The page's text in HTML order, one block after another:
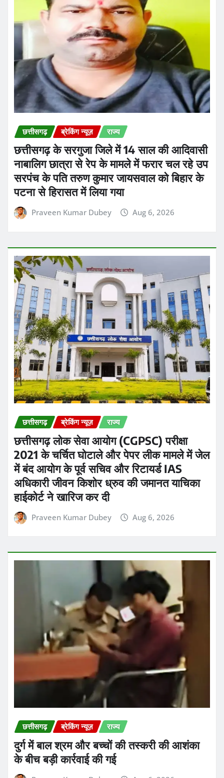
छत्तीसगढ़ ब्रेकिंग न्यूज़ राज्य
छत्तीसगढ़ के सरगुजा जिले में 14 साल की आदिवासी
नाबालिग छात्रा से रेप के मामले में फरार चल रहे उप
सरपंच के पति तरुण कुमार जायसवाल को बिहार के
पटना से हिरासत में लिया गया
Praveen Kumar Dubey Aug 6, 2026
छत्तीसगढ़ ब्रेकिंग न्यूज़ राज्य
छत्तीसगढ़ लोक सेवा आयोग (CGPSC) परीक्षा
2021 के चर्चित घोटाले और पेपर लीक मामले में जेल
में बंद आयोग के पूर्व सचिव और रिटायर्ड IAS
अधिकारी जीवन किशोर ध्रुव की जमानत याचिका
हाईकोर्ट ने खारिज कर दी
Praveen Kumar Dubey Aug 6, 2026
राज्य
दुर्ग में बाल श्रम और बच्चों की तस्करी की आशंका
के बीच बड़ी कार्रवाई की गई
Praveen Kumar Dubey Aug 6, 2026